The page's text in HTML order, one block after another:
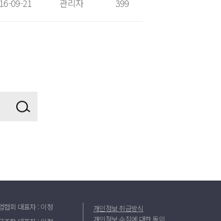
09-21 관리자 399
협회 대표자 : 이청
개인정보 취급방식
개인정보 수집에 대한 동의